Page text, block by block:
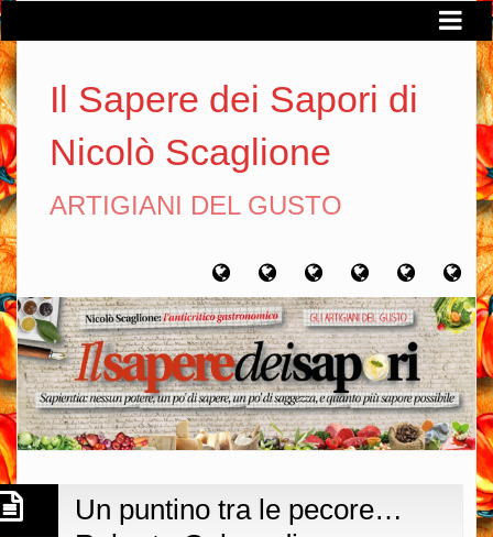
Il Sapere dei Sapori di
Nicolò Scaglione
ARTIGIANI DEL GUSTO
Home Chi
sono
Artigiani
del
gusto
Viaggi
del
gusto
Filosofia
del
gusto
Un puntino tra le pecore…